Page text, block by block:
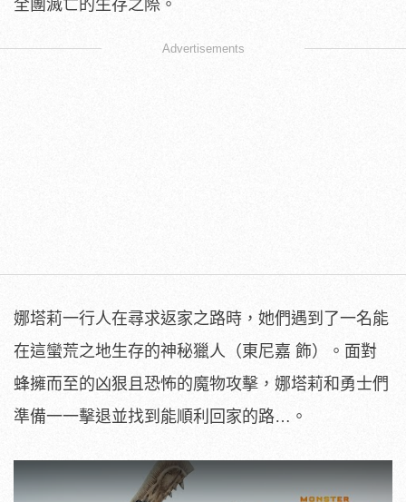
全團滅亡的生存之際。
Advertisements
娜塔莉一行人在尋求返家之路時，她們遇到了一名能
在這蠻荒之地生存的神秘獵人（東尼嘉 飾）。面對
蜂擁而至的凶狠且恐怖的魔物攻擊，娜塔莉和勇士們
準備一一擊退並找到能順利回家的路…。